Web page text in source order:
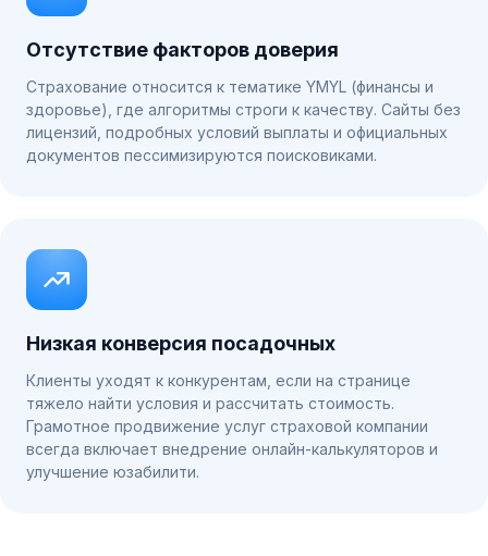
Отсутствие факторов доверия
Страхование относится к тематике YMYL (финансы и
здоровье), где алгоритмы строги к качеству. Сайты без
лицензий, подробных условий выплаты и официальных
документов пессимизируются поисковиками.
Низкая конверсия посадочных
Клиенты уходят к конкурентам, если на странице
тяжело найти условия и рассчитать стоимость.
Грамотное продвижение услуг страховой компании
всегда включает внедрение онлайн-калькуляторов и
улучшение юзабилити.